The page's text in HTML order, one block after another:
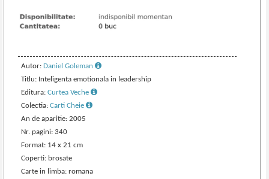
Autor:Daniel Goleman
Titlu: Inteligenta emotionala in leadership
Editura:Curtea Veche
Colectia:Carti Cheie
An de aparitie: 2005
Nr. pagini: 340
Format: 14 x 21 cm
Coperti: brosate
Carte in limba: romana